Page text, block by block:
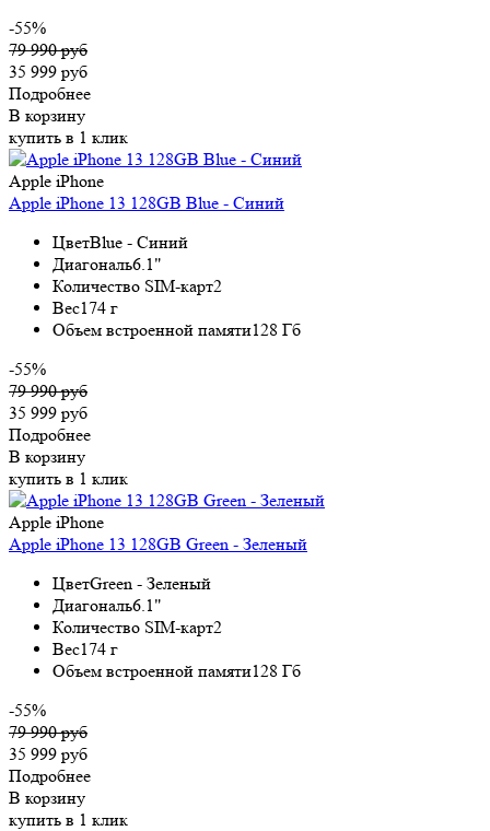
-55%
79 990 руб
35 999 руб
Подробнее
В корзину
купить в 1 клик
Apple iPhone
Apple iPhone 13 128GB Blue - Синий
ЦветBlue - Синий
Диагональ6.1"
Количество SIM-карт2
Вес174 г
Объем встроенной памяти128 Гб
-55%
79 990 руб
35 999 руб
Подробнее
В корзину
купить в 1 клик
Apple iPhone
Apple iPhone 13 128GB Green - Зеленый
ЦветGreen - Зеленый
Диагональ6.1"
Количество SIM-карт2
Вес174 г
Объем встроенной памяти128 Гб
-55%
79 990 руб
35 999 руб
Подробнее
В корзину
купить в 1 клик